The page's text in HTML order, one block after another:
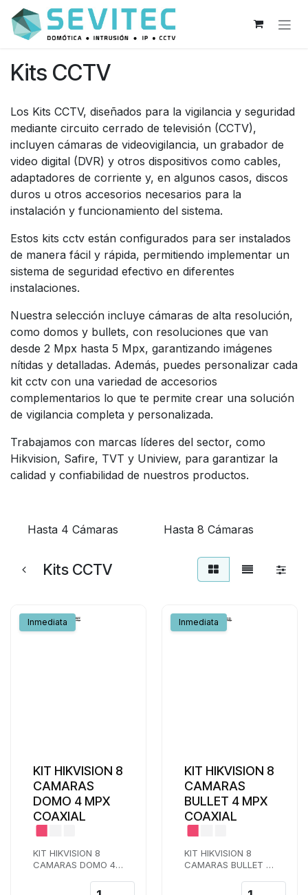
Ir al contenido
Kits CCTV
Los Kits CCTV, diseñados para la vigilancia y seguridad
mediante circuito cerrado de televisión (CCTV),
incluyen cámaras de videovigilancia, un grabador de
video digital (DVR) y otros dispositivos como cables,
adaptadores de corriente y, en algunos casos, discos
duros u otros accesorios necesarios para la
instalación y funcionamiento del sistema.
Estos kits cctv están configurados para ser instalados
de manera fácil y rápida, permitiendo implementar un
sistema de seguridad efectivo en diferentes
instalaciones.
Nuestra selección incluye cámaras de alta resolución,
como domos y bullets, con resoluciones que van
desde 2 Mpx hasta 5 Mpx, garantizando imágenes
nítidas y detalladas. Además, puedes personalizar cada
kit cctv con una variedad de accesorios
complementarios lo que te permite crear una solución
de vigilancia completa y personalizada.
Trabajamos con marcas líderes del sector, como
Hikvision, Safire, TVT y Uniview, para garantizar la
calidad y confiabilidad de nuestros productos.
Hasta 4 Cámaras Hasta 8 Cámaras
Kits CCTV
Inmediata
KIT HIKVISION 8
CAMARAS
DOMO 4 MPX
COAXIAL
KIT HIKVISION 8
CAMARAS DOMO 4
GRABADOR ANIK Y 8
Inmediata
KIT HIKVISION 8
CAMARAS
BULLET 4 MPX
COAXIAL
KIT HIKVISION 8
CAMARAS BULLET 4
GRABADOR ANIK Y 8